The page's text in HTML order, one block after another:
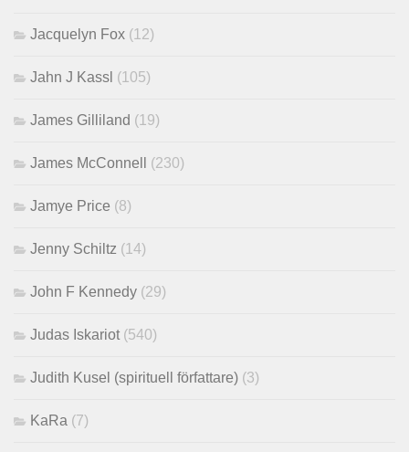
Jacquelyn Fox (12)
Jahn J Kassl (105)
James Gilliland (19)
James McConnell (230)
Jamye Price (8)
Jenny Schiltz (14)
John F Kennedy (29)
Judas Iskariot (540)
Judith Kusel (spirituell författare) (3)
KaRa (7)